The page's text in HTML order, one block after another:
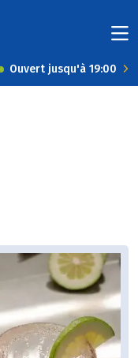
Ouvert jusqu'à 19:00